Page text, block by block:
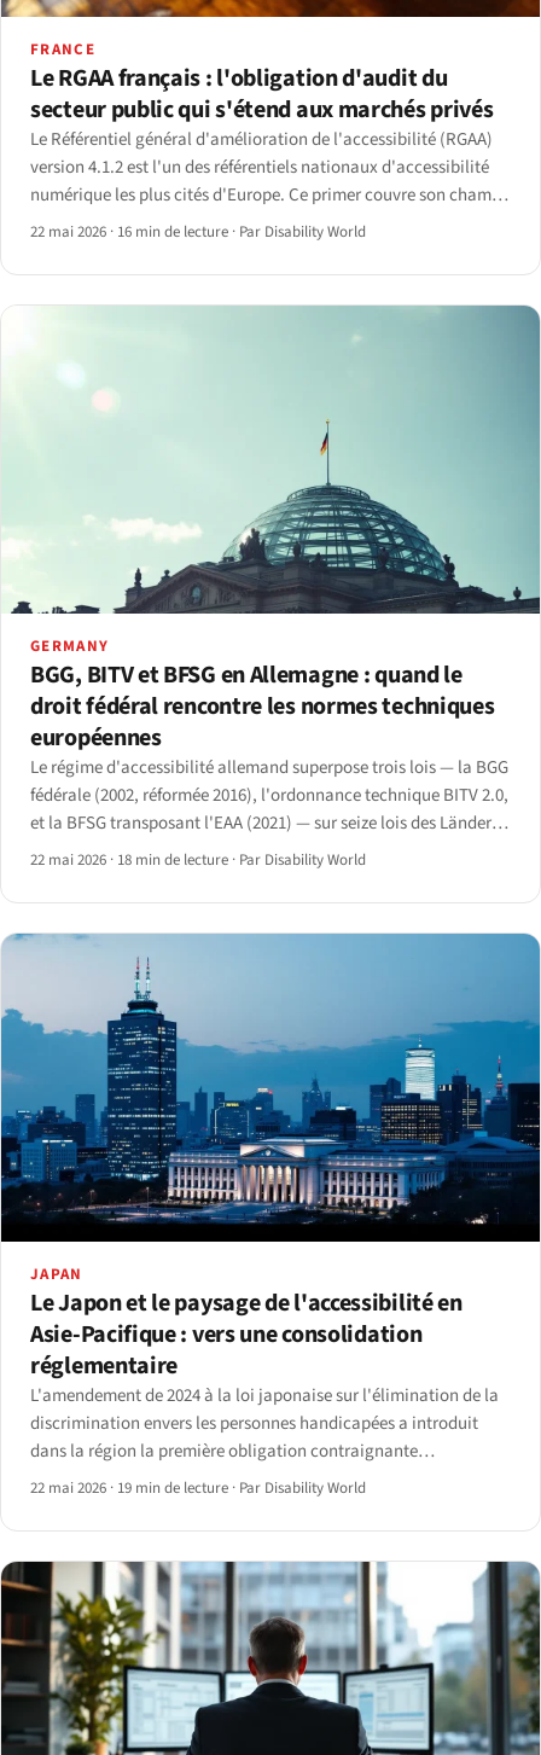
FRANCE
Le RGAA français : l'obligation d'audit du
secteur public qui s'étend aux marchés privés
Le Référentiel général d'amélioration de l'accessibilité (RGAA)
version 4.1.2 est l'un des référentiels nationaux d'accessibilité
numérique les plus cités d'Europe. Ce primer couvre son champ,
ses obligations, son application et la situation en 2026.
22 mai 2026 · 16 min de lecture · Par Disability World
GERMANY
BGG, BITV et BFSG en Allemagne : quand le
droit fédéral rencontre les normes techniques
européennes
Le régime d'accessibilité allemand superpose trois lois — la BGG
fédérale (2002, réformée 2016), l'ordonnance technique BITV 2.0,
et la BFSG transposant l'EAA (2021) — sur seize lois des Länder et
une activation de l'application par la BAFA en 2025.
22 mai 2026 · 18 min de lecture · Par Disability World
JAPAN
Le Japon et le paysage de l'accessibilité en
Asie-Pacifique : vers une consolidation
réglementaire
L'amendement de 2024 à la loi japonaise sur l'élimination de la
discrimination envers les personnes handicapées a introduit
dans la région la première obligation contraignante
d'aménagement raisonnable pour le secteur privé.
22 mai 2026 · 19 min de lecture · Par Disability World